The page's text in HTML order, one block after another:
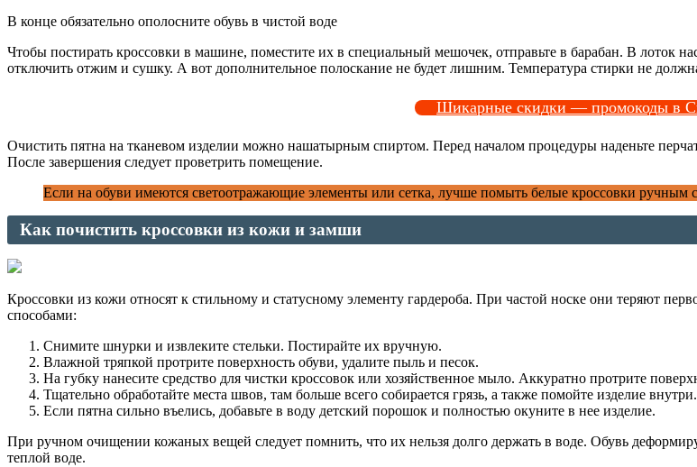
В конце обязательно ополосните обувь в чистой воде
Чтобы постирать кроссовки в машине, поместите их в специальный мешочек, отправьте в барабан. В лоток
отключить отжим и сушку. А вот дополнительное полоскание не будет лишним. Температура стирки не
Шикарные скидки — промокоды в
Очистить пятна на тканевом изделии можно нашатырным спиртом. Перед началом процедуры наденьте
После завершения следует проветрить помещение.
Если на обуви имеются светоотражающие элементы или сетка, лучше помыть белые кроссовки ручным
Как почистить кроссовки из кожи и замши
Кроссовки из кожи относят к стильному и статусному элементу гардероба. При частой носке они теряют
способами:
Снимите шнурки и извлеките стельки. Постирайте их вручную.
Влажной тряпкой протрите поверхность обуви, удалите пыль и песок.
На губку нанесите средство для чистки кроссовок или хозяйственное мыло. Аккуратно протрите
Тщательно обработайте места швов, там больше всего собирается грязь, а также помойте изделие внутри.
Если пятна сильно въелись, добавьте в воду детский порошок и полностью окуните в нее изделие.
При ручном очищении кожаных вещей следует помнить, что их нельзя долго держать в воде. Обувь
теплой воде.